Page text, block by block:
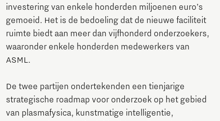
investering van enkele honderden miljoenen euro’s
gemoeid. Het is de bedoeling dat de nieuwe faciliteit
ruimte biedt aan meer dan vijfhonderd onderzoekers,
waaronder enkele honderden medewerkers van
ASML.
De twee partijen ondertekenden een tienjarige
strategische roadmap voor onderzoek op het gebied
van plasmafysica, kunstmatige intelligentie,